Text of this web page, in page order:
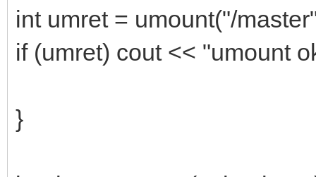
int umret = umount("/
if (umret) cout << "umount
}